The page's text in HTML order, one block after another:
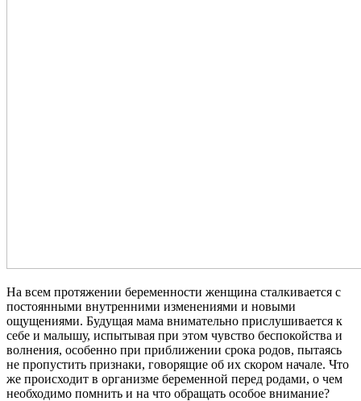
На всем протяжении беременности женщина сталкивается с
постоянными внутренними изменениями и новыми
ощущениями. Будущая мама внимательно прислушивается к
себе и малышу, испытывая при этом чувство беспокойства и
волнения, особенно при приближении срока родов, пытаясь
не пропустить признаки, говорящие об их скором начале. Что
же происходит в организме беременной перед родами, о чем
необходимо помнить и на что обращать особое внимание?